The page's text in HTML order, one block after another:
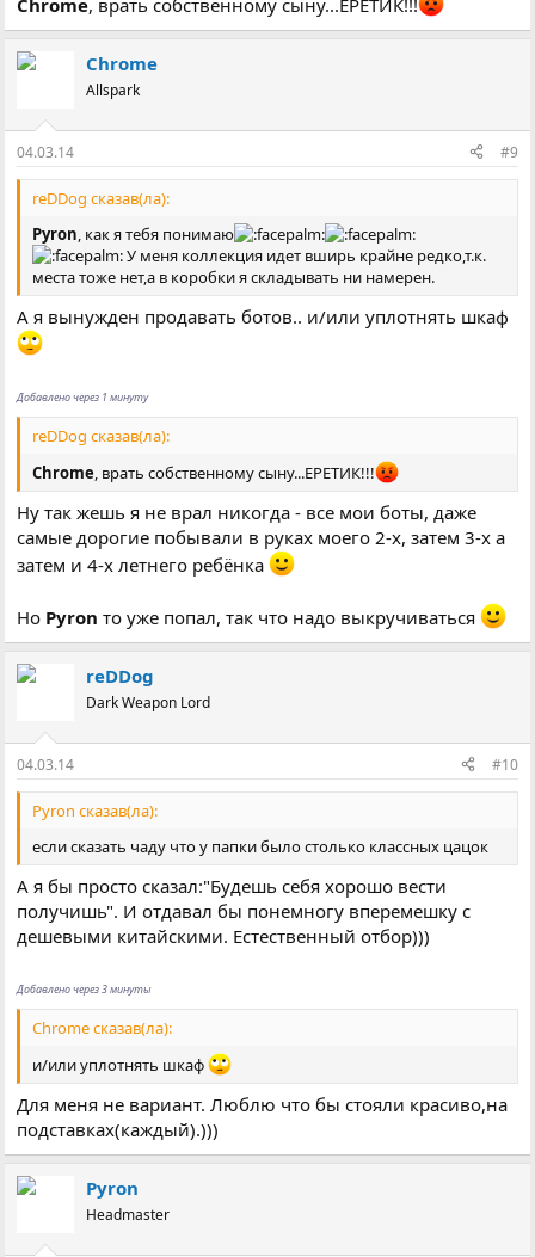
Chrome, врать собственному сыну...ЕРЕТИК!!!
Chrome
Allspark
04.03.14 #9
reDDog сказав(ла):
Pyron , как я тебя понимаю
У меня коллекция идет вширь крайне редко,т.к.
места тоже нет,а в коробки я складывать ни намерен.
А я вынужден продавать ботов.. и/или уплотнять шкаф
Добавлено через 1 минуту
reDDog сказав(ла):
Chrome , врать собственному сыну...ЕРЕТИК!!!
Ну так жешь я не врал никогда - все мои боты, даже
самые дорогие побывали в руках моего 2-х, затем 3-х а
затем и 4-х летнего ребёнка
Но Pyron то уже попал, так что надо выкручиваться
reDDog
Dark Weapon Lord
04.03.14 #10
Pyron сказав(ла):
если сказать чаду что у папки было столько классных цацок
А я бы просто сказал:"Будешь себя хорошо вести
получишь". И отдавал бы понемногу вперемешку с
дешевыми китайскими. Естественный отбор)))
Добавлено через 3 минуты
Chrome сказав(ла):
и/или уплотнять шкаф
Для меня не вариант. Люблю что бы стояли красиво,на
подставках(каждый).)))
Pyron
Headmaster